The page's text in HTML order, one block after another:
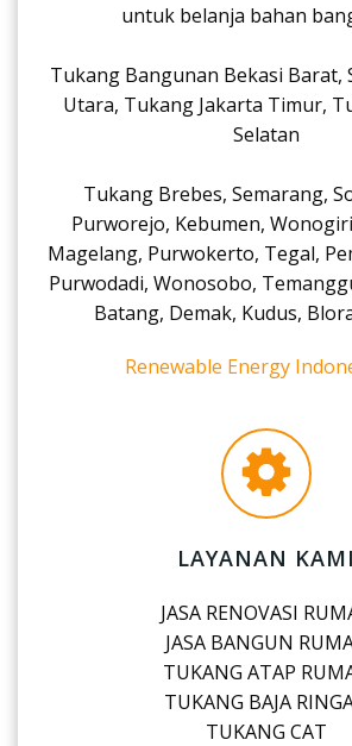
untuk belanja bahan
Tukang Bangunan Bekasi Barat,
Utara, Tukang Jakarta Timur,
Selatan
Tukang Brebes, Semarang,
Purworejo, Kebumen,
Magelang, Purwokerto, Tegal,
Purwodadi, Wonosobo,
Batang, Demak, Kudus,
Renewable Energy
LAYANAN KAMI
JASA RENOVASI
JASA BANGUN
TUKANG ATAP
TUKANG BAJA
TUKANG CAT